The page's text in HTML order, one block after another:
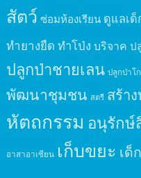
สัตว์ ซ่อมห้องเรียน ดูแลเด็
ทำยางยืด ทำโป่ง บริจาค ป
ปลูกป่าชายเลน ปลูกป่าโ
พัฒนาชุมชน สตรี สร้า
หัตถกรรม อนุรักษ์
อาสาอาเซียน เก็บขยะ เด็